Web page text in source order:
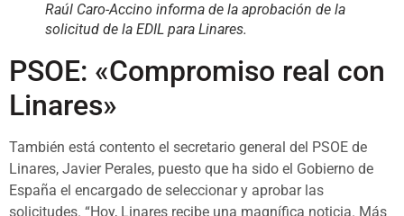
Raúl Caro-Accino informa de la aprobación de la
solicitud de la EDIL para Linares.
PSOE: «Compromiso real con
Linares»
También está contento el secretario general del PSOE de
Linares, Javier Perales, puesto que ha sido el Gobierno de
España el encargado de seleccionar y aprobar las
solicitudes. “Hoy, Linares recibe una magnífica noticia. Más